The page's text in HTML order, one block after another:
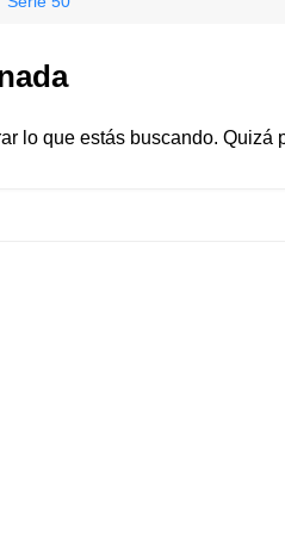
lo que estás buscando. Quizá